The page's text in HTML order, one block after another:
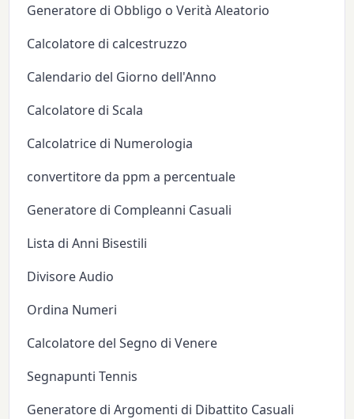
Generatore di Obbligo o Verità Aleatorio
Calcolatore di calcestruzzo
Calendario del Giorno dell'Anno
Calcolatore di Scala
Calcolatrice di Numerologia
convertitore da ppm a percentuale
Generatore di Compleanni Casuali
Lista di Anni Bisestili
Divisore Audio
Ordina Numeri
Calcolatore del Segno di Venere
Segnapunti Tennis
Generatore di Argomenti di Dibattito Casuali